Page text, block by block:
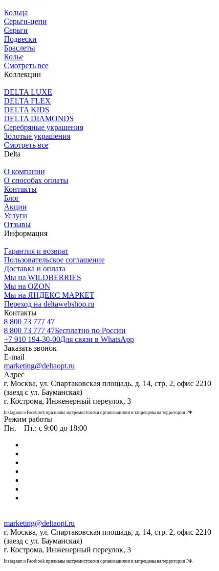
Кольца
Серьги-цепи
Серьги
Подвески
Браслеты
Колье
Смотреть все
Коллекции
DELTA LUXE
DELTA FLEX
DELTA KIDS
DELTA DIAMONDS
Серебряные украшения
Золотые украшения
Смотреть все
Delta
О компании
О способах оплаты
Контакты
Блог
Акции
Услуги
Отзывы
Информация
Гарантия и возврат
Пользовательское соглашение
Доставка и оплата
Мы на WILDBERRIES
Мы на OZON
Мы на ЯНДЕКС МАРКЕТ
Переход на deltawebshop.ru
Контакты
8 800 73 777 47
8 800 73 777 47Бесплатно по России
+7 910 194-30-00Для связи в WhatsApp
Заказать звонок
E-mail
marketing@deltaopt.ru
Адрес
г. Москва, ул. Спартаковская площадь, д. 14, стр. 2, офис 2210
(заезд с ул. Бауманская)
г. Кострома, Инженерный переулок, 3
Instagram и Facebook признаны экстремистскими организациями и запрещены на территории РФ.
Режим работы
Пн. – Пт.: с 9:00 до 18:00
marketing@deltaopt.ru
г. Москва, ул. Спартаковская площадь, д. 14, стр. 2, офис 2210
(заезд с ул. Бауманская)
г. Кострома, Инженерный переулок, 3
Instagram и Facebook признаны экстремистскими организациями и запрещены на территории РФ.